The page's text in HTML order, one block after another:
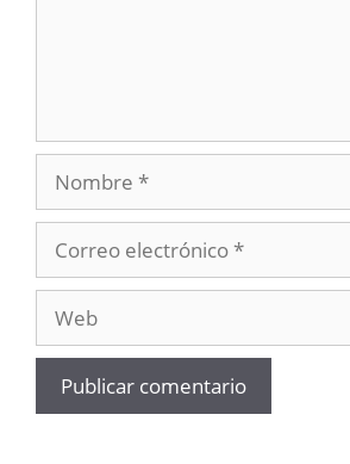
Nombre
electrónico